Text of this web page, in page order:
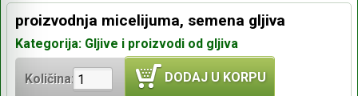
proizvodnja micelijuma, semena gljiva
Kategorija: Gljive i proizvodi od gljiva
Količina: DODAJ U KORPU